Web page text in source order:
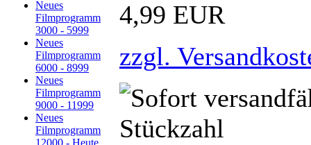
Neues
Filmprogramm
3000 - 5999
Neues
Filmprogramm
6000 - 8999
Neues
Filmprogramm
9000 - 11999
Neues
Filmprogramm
12000 - Heute
4,99 EUR
zzgl.